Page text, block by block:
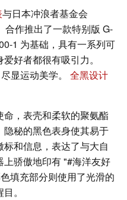
与日本冲浪者基金会
合作推出了一款特别版 G-
1 为基础，具有一系列可
好者都很有吸引力。
显运动美学。 全黑设计
，表壳和柔软的聚氨酯
秘的黑色表身使其易于
和信息，表达了与大自
骄傲地印有 "#海洋友好
填充部分则使用了光滑的
。